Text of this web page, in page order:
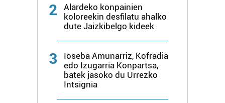
2
Alardeko konpainien
koloreekin desfilatu ahalko
dute Jaizkibelgo kideek
3
Ioseba Amunarriz, Kofradia
edo Izugarria Konpartsa,
batek jasoko du Urrezko
Intsignia